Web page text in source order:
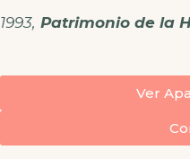
1993, Patrimonio de la
Ver